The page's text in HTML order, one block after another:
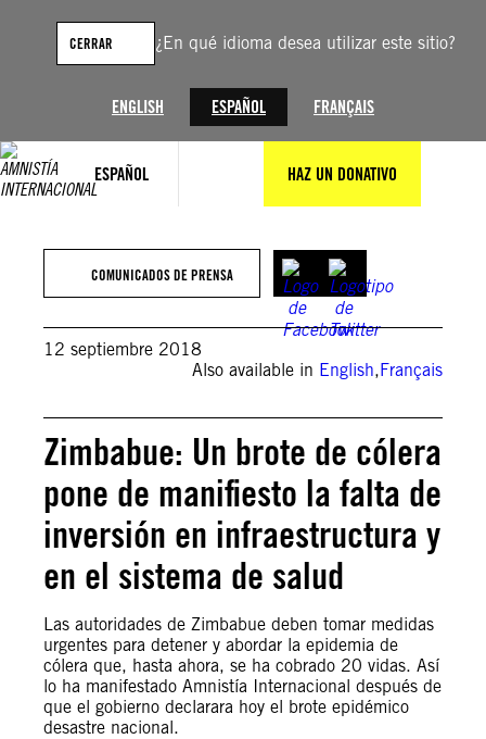
¿En qué idioma desea utilizar este sitio?
ENGLISH ESPAÑOL FRANÇAIS
CERRAR
ESPAÑOL HAZ UN DONATIVO
contenido
COMUNICADOS DE PRENSA
12 septiembre 2018
Also available in English,Français
Zimbabue: Un brote de cólera
pone de manifiesto la falta de
inversión en infraestructura y
en el sistema de salud
Las autoridades de Zimbabue deben tomar medidas
urgentes para detener y abordar la epidemia de
cólera que, hasta ahora, se ha cobrado 20 vidas. Así
lo ha manifestado Amnistía Internacional después de
que el gobierno declarara hoy el brote epidémico
desastre nacional.